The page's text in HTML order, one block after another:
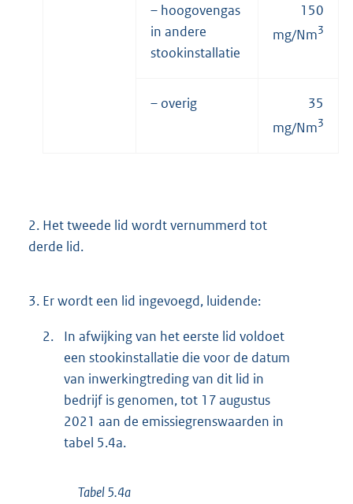
– hoogovengas
in andere
stookinstallatie
150
mg/Nm3
– overig
35
mg/Nm3
2. Het tweede lid wordt vernummerd tot
derde lid.
3. Er wordt een lid ingevoegd, luidende:
2.
In afwijking van het eerste lid voldoet
een stookinstallatie die voor de datum
van inwerkingtreding van dit lid in
bedrijf is genomen, tot 17 augustus
2021 aan de emissiegrenswaarden in
tabel 5.4a.
Tabel 5.4a